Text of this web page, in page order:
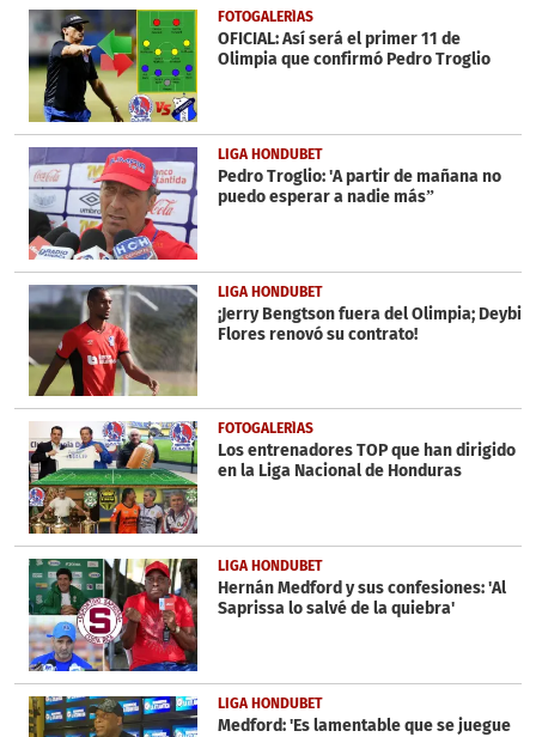
3
minutes,
33
seconds
FOTOGALERÍAS
OFICIAL: Así será el primer 11 de
Olimpia que confirmó Pedro Troglio
LIGA HONDUBET
Pedro Troglio: 'A partir de mañana no
puedo esperar a nadie más”
LIGA HONDUBET
¡Jerry Bengtson fuera del Olimpia; Deybi
Flores renovó su contrato!
FOTOGALERÍAS
Los entrenadores TOP que han dirigido
en la Liga Nacional de Honduras
LIGA HONDUBET
Hernán Medford y sus confesiones: 'Al
Saprissa lo salvé de la quiebra'
LIGA HONDUBET
Medford: 'Es lamentable que se juegue